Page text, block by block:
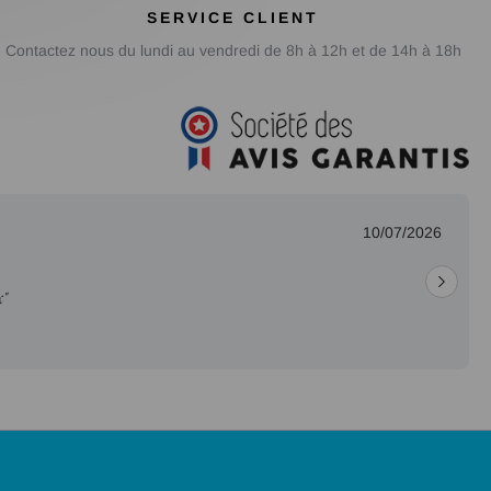
SERVICE CLIENT
Contactez nous du lundi au vendredi de 8h à 12h et de 14h à 18h
10/07/2026